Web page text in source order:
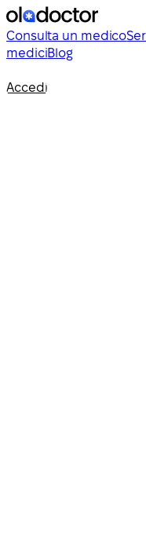
Consulta un medico
mediciBlog
Accedi